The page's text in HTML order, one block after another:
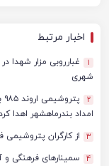
اخبار مرتبط
1
غبارروبی مزار شهدا
شهری
2
امداد بندرماهشهر اهدا
3 از کارگران
4
سمینارهای فرهنگی و